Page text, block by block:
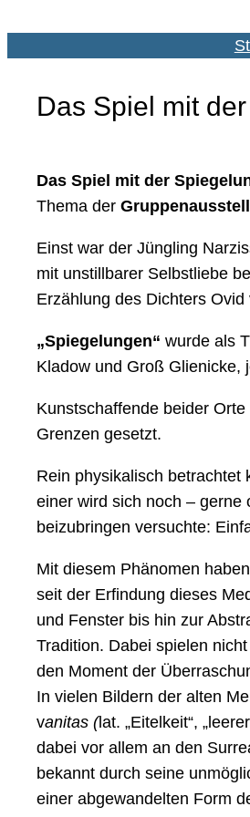
Das Spiel mit
Das Spiel mit der
Thema der
Einst war der Jüngling
mit unstillbarer Selbstliebe
Erzählung des Dichters
„Spiegelungen“ wurde als
Kladow und Groß
Kunstschaffende beider
Grenzen gesetzt.
Rein physikalisch betrachtet
einer wird sich noch –
beizubringen versuchte:
Mit diesem Phänomen
seit der Erfindung dieses
und Fenster bis hin zur
Tradition. Dabei spielen
den Moment der
In vielen Bildern der alten
vanitas (lat. „Eitelkeit“,
dabei vor allem an den
bekannt durch seine
einer abgewandelten Form